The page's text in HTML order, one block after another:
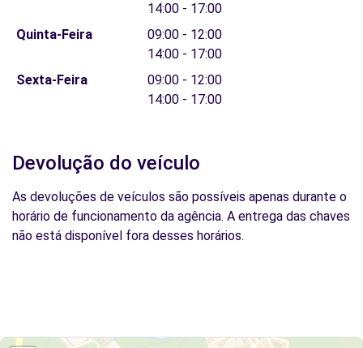
14:00 - 17:00
Quinta-Feira
09:00 - 12:00
14:00 - 17:00
Sexta-Feira
09:00 - 12:00
14:00 - 17:00
Devolução do veículo
As devoluções de veículos são possíveis apenas durante o
horário de funcionamento da agência. A entrega das chaves
não está disponível fora desses horários.